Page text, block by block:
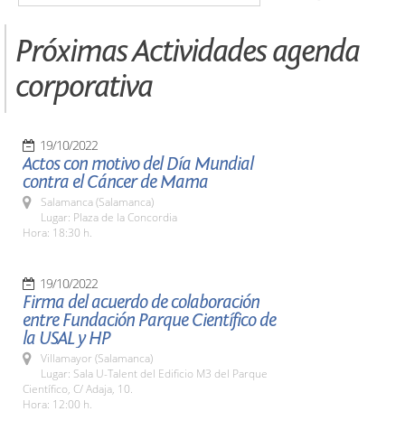
Próximas Actividades agenda
corporativa
19/10/2022
Actos con motivo del Día Mundial
contra el Cáncer de Mama
Salamanca (Salamanca)
Lugar: Plaza de la Concordia
Hora: 18:30 h.
19/10/2022
Firma del acuerdo de colaboración
entre Fundación Parque Científico de
la USAL y HP
Villamayor (Salamanca)
Lugar: Sala U-Talent del Edificio M3 del Parque
Científico, C/ Adaja, 10.
Hora: 12:00 h.